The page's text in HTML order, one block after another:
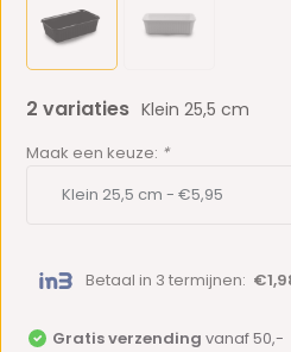
2 variaties Klein 25,5 cm
Maak een keuze: *
Betaal in 3 termijnen:
Gratis verzending vanaf 50,-